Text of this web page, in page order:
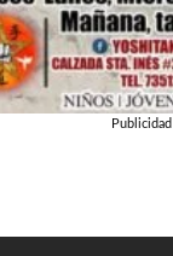
Publicidad